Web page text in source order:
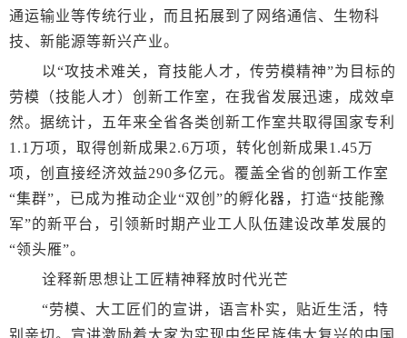
通运输业等传统行业，而且拓展到了网络通信、生物科
技、新能源等新兴产业。
以“攻技术难关，育技能人才，传劳模精神”为目标的
劳模（技能人才）创新工作室，在我省发展迅速，成效卓
然。据统计，五年来全省各类创新工作室共取得国家专利
1.1万项，取得创新成果2.6万项，转化创新成果1.45万
项，创直接经济效益290多亿元。覆盖全省的创新工作室
“集群”，已成为推动企业“双创”的孵化器，打造“技能豫
军”的新平台，引领新时期产业工人队伍建设改革发展的
“领头雁”。
诠释新思想让工匠精神释放时代光芒
“劳模、大工匠们的宣讲，语言朴实，贴近生活，特